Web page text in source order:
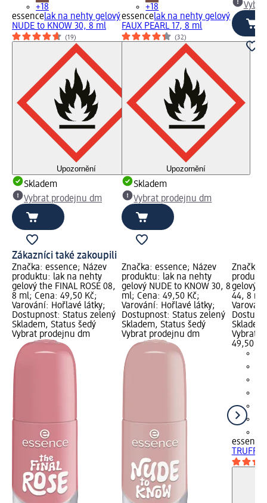
+18
essencelak na nehty gelový
NUDE to KNOW 30, 8 ml
(19)
Upozornění
Skladem
Vybrat prodejnu dm
+18
essencelak na nehty gelový
FAUX PEARL 17, 8 ml
(32)
Upozornění
Skladem
Vybrat prodejnu dm
Zákazníci také zakoupili
Značka: essence; Název
produktu: lak na nehty
gelový the FINAL ROSE 08,
8 ml; Cena: 49,50 Kč;
Varování: Hořlavé látky;
Dostupnost: Status zelený
Skladem, Status šedý
Vybrat prodejnu dm
Značka: essence; Název
produktu: lak na nehty
gelový NUDE to KNOW 30, 8
ml; Cena: 49,50 Kč;
Varování: Hořlavé látky;
Dostupnost: Status zelený
Skladem, Status šedý
Vybrat prodejnu dm
Značka:
gelový
44, 8
Vybrat
49,50 Kč
essence